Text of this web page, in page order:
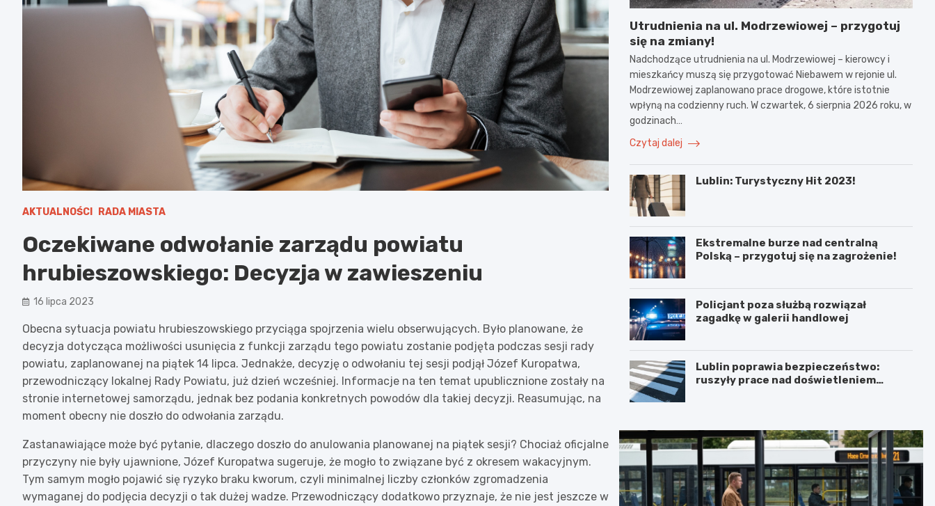
AKTUALNOŚCI RADA MIASTA
Oczekiwane odwołanie zarządu powiatu
hrubieszowskiego: Decyzja w zawieszeniu
16 lipca 2023
Obecna sytuacja powiatu hrubieszowskiego przyciąga spojrzenia wielu obserwujących. Było planowane, że
decyzja dotycząca możliwości usunięcia z funkcji zarządu tego powiatu zostanie podjęta podczas sesji rady
powiatu, zaplanowanej na piątek 14 lipca. Jednakże, decyzję o odwołaniu tej sesji podjął Józef Kuropatwa,
przewodniczący lokalnej Rady Powiatu, już dzień wcześniej. Informacje na ten temat upublicznione zostały na
stronie internetowej samorządu, jednak bez podania konkretnych powodów dla takiej decyzji. Reasumując, na
moment obecny nie doszło do odwołania zarządu.
Zastanawiające może być pytanie, dlaczego doszło do anulowania planowanej na piątek sesji? Chociaż oficjalne
przyczyny nie były ujawnione, Józef Kuropatwa sugeruje, że mogło to związane być z okresem wakacyjnym.
Tym samym mogło pojawić się ryzyko braku kworum, czyli minimalnej liczby członków zgromadzenia
wymaganej do podjęcia decyzji o tak dużej wadze. Przewodniczący dodatkowo przyznaje, że nie jest jeszcze w
Utrudnienia na ul. Modrzewiowej – przygotuj
się na zmiany!
Nadchodzące utrudnienia na ul. Modrzewiowej – kierowcy i
mieszkańcy muszą się przygotować Niebawem w rejonie ul.
Modrzewiowej zaplanowano prace drogowe, które istotnie
wpłyną na codzienny ruch. W czwartek, 6 sierpnia 2026 roku, w
godzinach…
Czytaj dalej
Lublin: Turystyczny Hit 2023!
Ekstremalne burze nad centralną
Polską – przygotuj się na zagrożenie!
Policjant poza służbą rozwiązał
zagadkę w galerii handlowej
Lublin poprawia bezpieczeństwo:
ruszyły prace nad doświetleniem